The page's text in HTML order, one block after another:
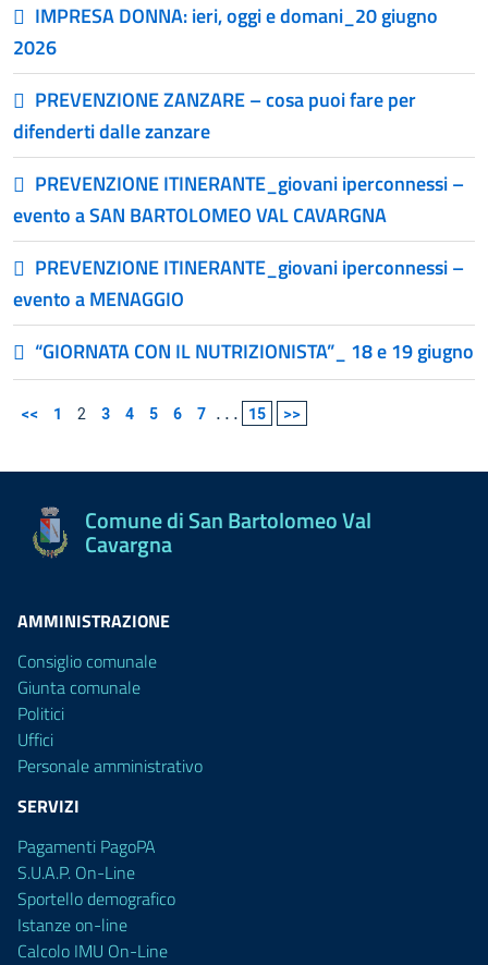
IMPRESA DONNA: ieri, oggi e domani_20 giugno
2026
PREVENZIONE ZANZARE – cosa puoi fare per
difenderti dalle zanzare
PREVENZIONE ITINERANTE_giovani iperconnessi –
evento a SAN BARTOLOMEO VAL CAVARGNA
PREVENZIONE ITINERANTE_giovani iperconnessi –
evento a MENAGGIO
“GIORNATA CON IL NUTRIZIONISTA”_ 18 e 19 giugno
<< 1 2 3 4 5 6 7 ... 15 >>
Comune di San Bartolomeo Val
Cavargna
AMMINISTRAZIONE
Consiglio comunale
Giunta comunale
Politici
Uffici
Personale amministrativo
SERVIZI
Pagamenti PagoPA
S.U.A.P. On-Line
Sportello demografico
Istanze on-line
Calcolo IMU On-Line